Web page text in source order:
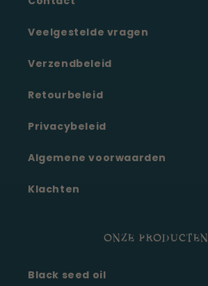
Veelgestelde vragen
Verzendbeleid
Retourbeleid
Privacybeleid
Algemene voorwaarden
Klachten
ONZE PRODUCTEN
Black seed oil